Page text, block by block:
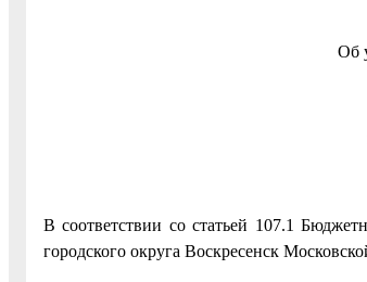
Об
В соответствии со статьей 107.1
городского округа Воскресенск